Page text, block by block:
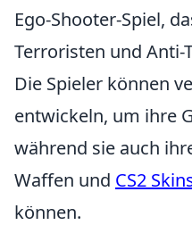
Ego-Shooter-Spiel,
Terroristen und
Die Spieler können
entwickeln, um ihre
während sie auch
Waffen und CS2
können.